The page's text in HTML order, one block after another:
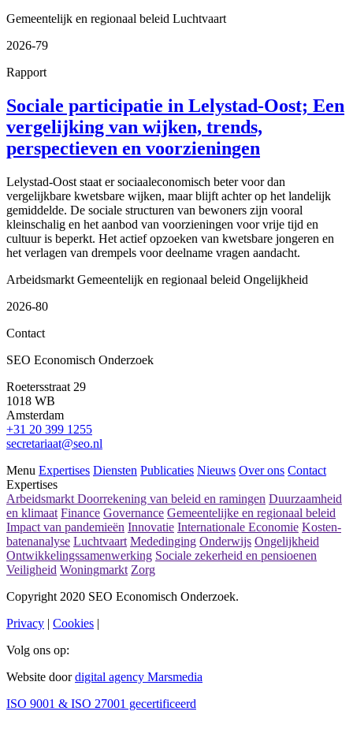
Gemeentelijk en regionaal beleid Luchtvaart
2026-79
Rapport
Sociale participatie in Lelystad-Oost; Een
vergelijking van wijken, trends,
perspectieven en voorzieningen
Lelystad-Oost staat er sociaaleconomisch beter voor dan
vergelijkbare kwetsbare wijken, maar blijft achter op het landelijk
gemiddelde. De sociale structuren van bewoners zijn vooral
kleinschalig en het aanbod van voorzieningen voor vrije tijd en
cultuur is beperkt. Het actief opzoeken van kwetsbare jongeren en
het verlagen van drempels voor deelname vragen aandacht.
Arbeidsmarkt Gemeentelijk en regionaal beleid Ongelijkheid
2026-80
Contact
SEO Economisch Onderzoek
Roetersstraat 29
1018 WB
Amsterdam
+31 20 399 1255
secretariaat@seo.nl
Menu Expertises Diensten Publicaties Nieuws Over ons Contact
Expertises
Arbeidsmarkt Doorrekening van beleid en ramingen Duurzaamheid
en klimaat Finance Governance Gemeentelijke en regionaal beleid
Impact van pandemieën Innovatie Internationale Economie Kosten-
batenanalyse Luchtvaart Mededinging Onderwijs Ongelijkheid
Ontwikkelingssamenwerking Sociale zekerheid en pensioenen
Veiligheid Woningmarkt Zorg
Copyright 2020 SEO Economisch Onderzoek.
Privacy | Cookies |
Volg ons op:
Website doordigital agency Marsmedia
ISO 9001 & ISO 27001 gecertificeerd